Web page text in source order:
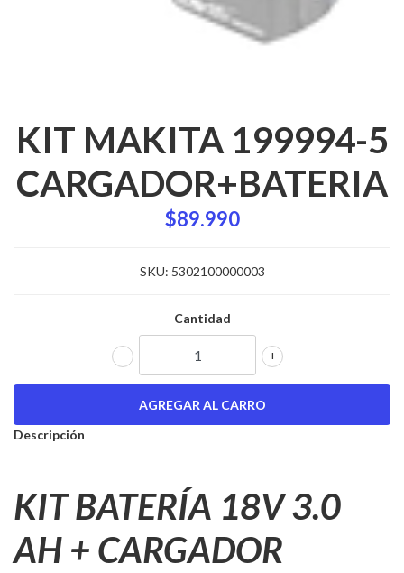
KIT MAKITA 199994-5
CARGADOR+BATERIA
$89.990
SKU: 5302100000003
Cantidad
+
-
Descripción
KIT BATERÍA 18V 3.0
AH + CARGADOR